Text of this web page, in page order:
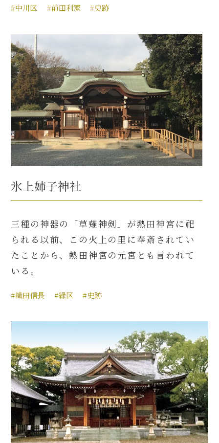
#中川区 #前田利家 #史跡
氷上姉子神社
三種の神器の「草薙神剣」が熱田神宮に祀
られる以前、この火上の里に奉斎されてい
たことから、熱田神宮の元宮とも言われて
いる。
#織田信長 #緑区 #史跡